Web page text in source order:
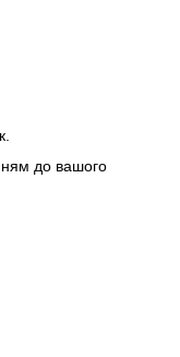
до вашого